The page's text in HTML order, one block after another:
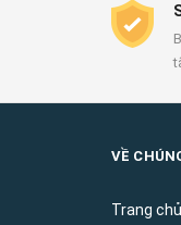
VỀ
Trang chủ